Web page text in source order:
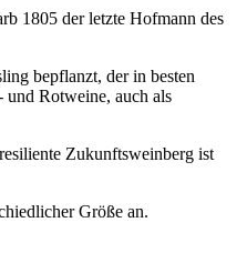
1805 der letzte Hofmann des
bepflanzt, der in besten
und Rotweine, auch als
Zukunftsweinberg ist
Größe an.